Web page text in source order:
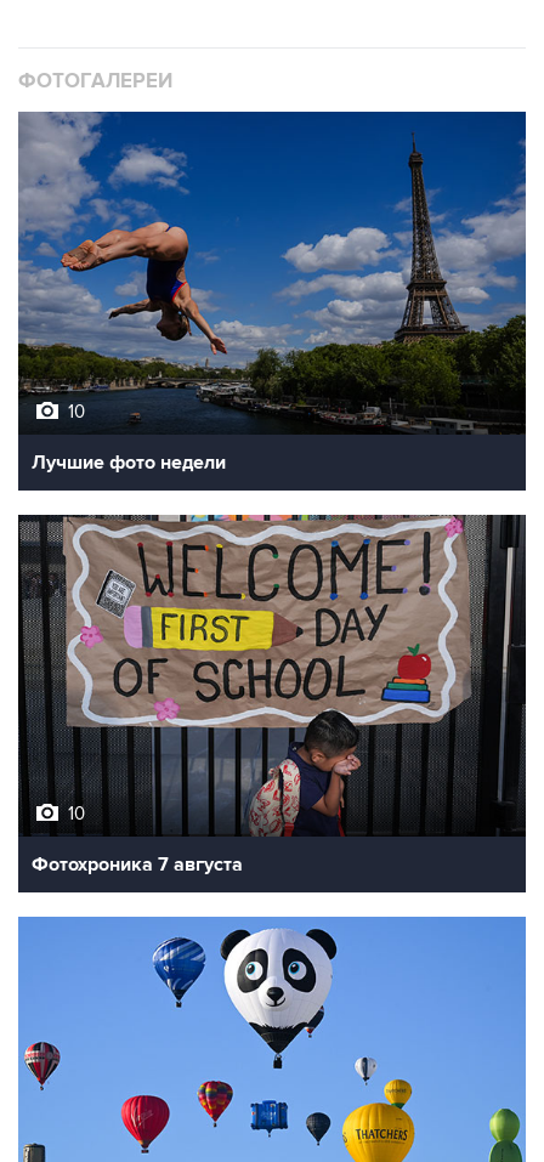
ФОТОГАЛЕРЕИ
10
Лучшие фото недели
10
Фотохроника 7 августа